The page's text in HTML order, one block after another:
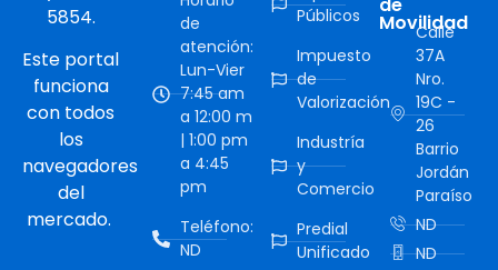
5854.
Este portal
funciona
con todos
los
navegadores
del
mercado.
de
atención:
Lun-Vier
7:45 am
a 12:00 m
| 1:00 pm
a 4:45
pm
Teléfono:
ND
Públicos
Impuesto
de
Valorización
Industría
y
Comercio
Predial
Unificado
Movilidad
Calle
37A
Nro.
19C -
26
Barrio
Jordán
Paraíso
ND
ND